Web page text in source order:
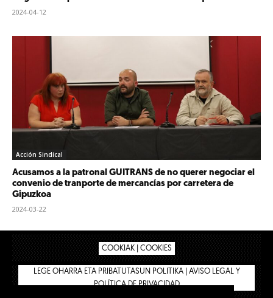
2024-04-12
Acción Sindical
Acusamos a la patronal GUITRANS de no querer negociar el
convenio de tranporte de mercancías por carretera de
Gipuzkoa
2024-03-22
COOKIAK | COOKIES
LEGE OHARRA ETA PRIBATUTASUN POLITIKA | AVISO LEGAL Y
POLÍTICA DE PRIVACIDAD